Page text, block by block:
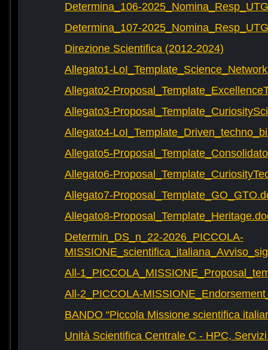
Determina_106-
Determina_107-
Direzione Scientifica (2012-2024)
Allegato1-
Allegato2-
Allegato3-
Allegato4-
Allegato5-
Allegato6-
Allegato7-
Allegato8-
Determin_DS_n_22-2026_PICCOLA-
All-
All-2_PICCOLA-
BANDO “Piccola Missione scientifica
Unità Scientifica Centrale C - HPC,